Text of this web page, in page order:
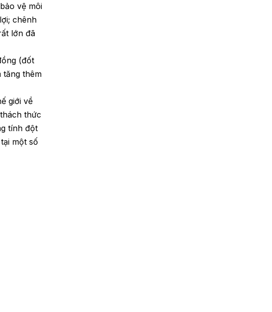
vệ môi
chênh
lớn đã
(đốt
tăng thêm
giới về
thức
tính đột
một số